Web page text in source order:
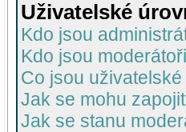
Uživatelské
Kdo jsou
Kdo jsou
Co jsou
Jak se mohu
Jak se stanu